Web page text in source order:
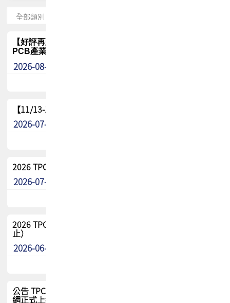
【好評再延長】PCB GPT 全面開放體驗延長到8月!!
PCB產業專屬 AI 知識平台
2026-08-04
【11/13-15】2026 TPCA 百岳登頂_南橫三星
2026-07-22
2026 TPCA中南區會員問卷暨7/31交流餐敘報名
2026-07-08
2026 TPCA健康盃保齡球聯誼賽 熱烈報名中（8/3報名截
止）
2026-06-29
公告 TPCA 台灣電路板協會官網將迎來新面貌，7/1 新官
網正式上線！